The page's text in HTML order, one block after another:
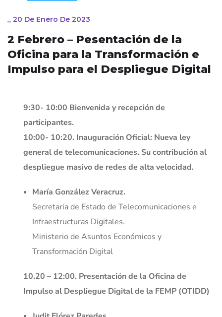
_ 20 De Enero De 2023
2 Febrero – Pesentación de la
Oficina para la Transformación e
Impulso para el Despliegue Digital
9:30- 10:00 Bienvenida y recepción de
participantes.
10:00- 10:20. Inauguración Oficial: Nueva ley
general de telecomunicaciones. Su contribución al
despliegue masivo de redes de alta velocidad.
María González Veracruz.
Secretaria de Estado de Telecomunicaciones e
Infraestructuras Digitales.
Ministerio de Asuntos Económicos y
Transformación Digital
10.20 – 12:00. Presentación de la Oficina de
Impulso al Despliegue Digital de la FEMP (OTIDD)